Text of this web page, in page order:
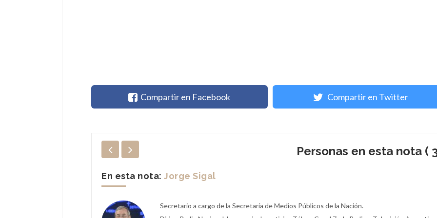
Compartir en Facebook Compartir en Twitter
Personas en esta nota (
En esta nota: Jorge Sigal
Secretario a cargo de la Secretaría de Medios Públicos de la Nación.